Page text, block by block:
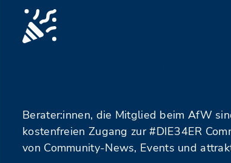
Berater:innen, die Mitglied beim AfW
kostenfreien Zugang zur #DIE34ER
von Community-News, Events und